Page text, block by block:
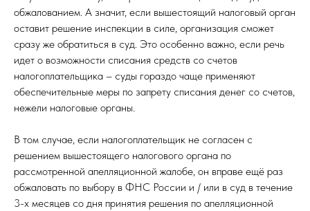
обжалованием. А значит, если вышестоящий налоговый орган
оставит решение инспекции в силе, организация сможет
сразу же обратиться в суд. Это особенно важно, если речь
идет о возможности списания средств со счетов
налогоплательщика – суды гораздо чаще применяют
обеспечительные меры по запрету списания денег со счетов,
нежели налоговые органы.
В том случае, если налогоплательщик не согласен с
решением вышестоящего налогового органа по
рассмотренной апелляционной жалобе, он вправе ещё раз
обжаловать по выбору в ФНС России и / или в суд в течение
3-х месяцев со дня принятия решения по апелляционной